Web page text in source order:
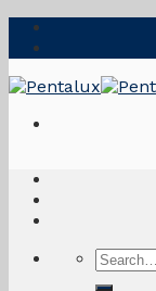
Skip
Search
for: